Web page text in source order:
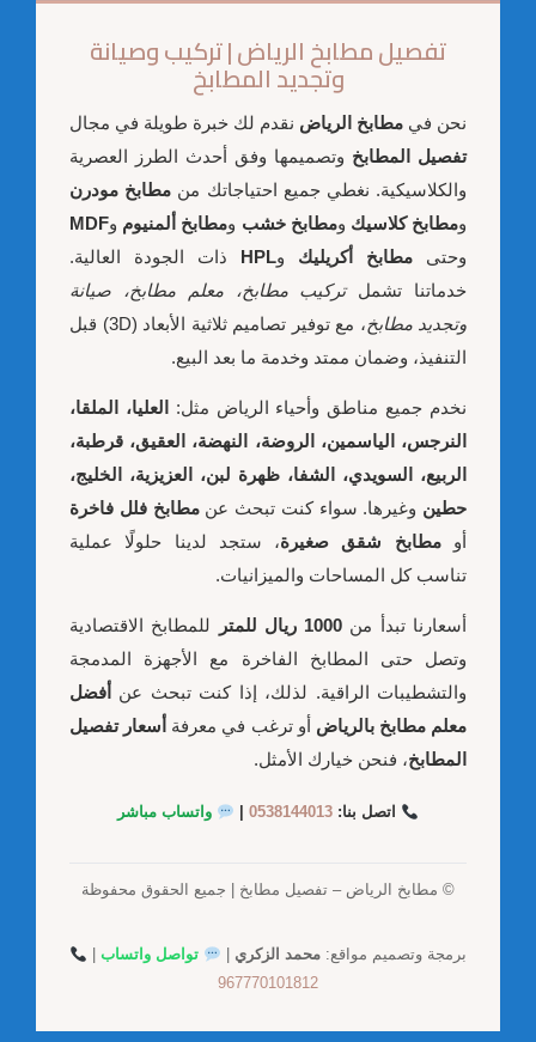
تفصيل مطابخ الرياض | تركيب وصيانة
وتجديد المطابخ
نحن في مطابخ الرياض نقدم لك خبرة طويلة في مجال
تفصيل المطابخ وتصميمها وفق أحدث الطرز العصرية
والكلاسيكية. نغطي جميع احتياجاتك من مطابخ مودرن
ومطابخ كلاسيك ومطابخ خشب ومطابخ ألمنيوم وMDF
وحتى مطابخ أكريليك وHPL ذات الجودة العالية.
خدماتنا تشملتركيب مطابخ، معلم مطابخ، صيانة
وتجديد مطابخ
، مع توفير تصاميم ثلاثية الأبعاد (3D) قبل
التنفيذ، وضمان ممتد وخدمة ما بعد البيع.
نخدم جميع مناطق وأحياء الرياض مثل:
العليا، الملقا،
النرجس، الياسمين، الروضة، النهضة، العقيق، قرطبة،
الربيع، السويدي، الشفا، ظهرة لبن، العزيزية، الخليج،
حطين وغيرها. سواء كنت تبحث عنمطابخ فلل فاخرة
أومطابخ شقق صغيرة، ستجد لدينا حلولًا عملية
تناسب كل المساحات والميزانيات.
أسعارنا تبدأ من 1000 ريال للمتر
للمطابخ الاقتصادية
وتصل حتى المطابخ الفاخرة مع الأجهزة المدمجة
والتشطيبات الراقية. لذلك، إذا كنت تبحث عن أفضل
معلم مطابخ بالرياض أو ترغب في معرفة أسعار تفصيل
المطابخ، فنحن خيارك الأمثل.
اتصل بنا: 0538144013 واتساب مباشر
© مطابخ الرياض – تفصيل مطابخ | جميع الحقوق محفوظة
برمجة وتصميم مواقع:محمد الزكري تواصل واتساب
967770101812